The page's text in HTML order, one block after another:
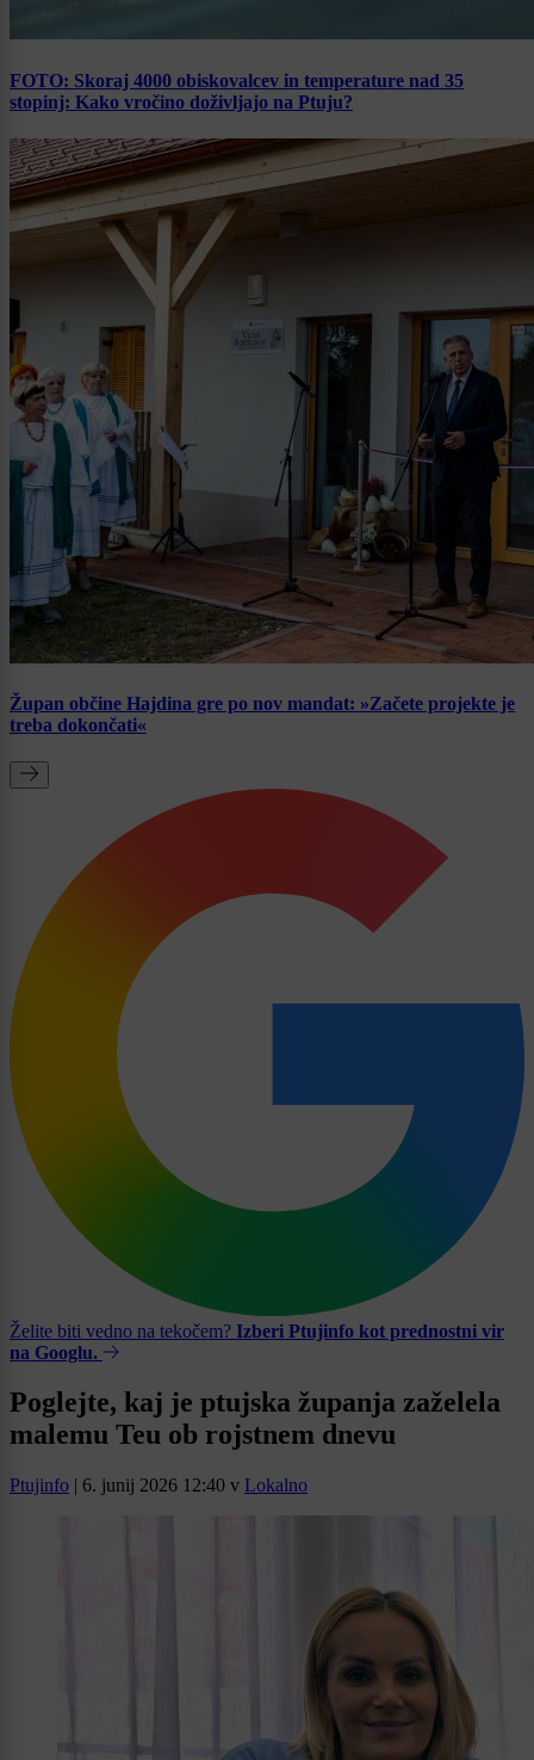
FOTO: Skoraj 4000 obiskovalcev in temperature nad 35
stopinj: Kako vročino doživljajo na Ptuju?
Župan občine Hajdina gre po nov mandat: »Začete projekte je
treba dokončati«
Želite biti vedno na tekočem? Izberi Ptujinfo kot prednostni vir
na Googlu.
Poglejte, kaj je ptujska županja zaželela
malemu Teu ob rojstnem dnevu
Ptujinfo | 6. junij 2026 12:40 v Lokalno